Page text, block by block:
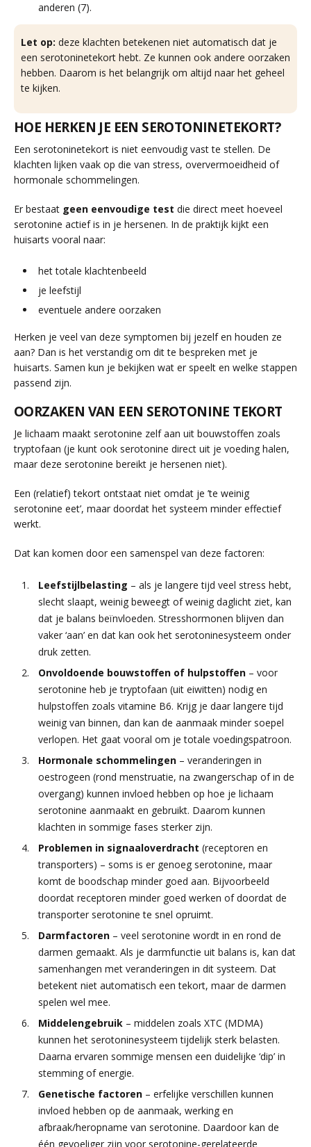
anderen (7).
Let op: deze klachten betekenen niet automatisch dat je
een serotoninetekort hebt. Ze kunnen ook andere oorzaken
hebben. Daarom is het belangrijk om altijd naar het geheel
te kijken.
HOE HERKEN JE EEN SEROTONINETEKORT?
Een serotoninetekort is niet eenvoudig vast te stellen. De
klachten lijken vaak op die van stress, oververmoeidheid of
hormonale schommelingen.
Er bestaat geen eenvoudige test die direct meet hoeveel
serotonine actief is in je hersenen. In de praktijk kijkt een
huisarts vooral naar:
het totale klachtenbeeld
je leefstijl
eventuele andere oorzaken
Herken je veel van deze symptomen bij jezelf en houden ze
aan? Dan is het verstandig om dit te bespreken met je
huisarts. Samen kun je bekijken wat er speelt en welke stappen
passend zijn.
OORZAKEN VAN EEN SEROTONINE TEKORT
Je lichaam maakt serotonine zelf aan uit bouwstoffen zoals
tryptofaan (je kunt ook serotonine direct uit je voeding halen,
maar deze serotonine bereikt je hersenen niet).
Een (relatief) tekort ontstaat niet omdat je ’te weinig
serotonine eet’, maar doordat het systeem minder effectief
werkt.
Dat kan komen door een samenspel van deze factoren:
Leefstijlbelasting – als je langere tijd veel stress hebt,
slecht slaapt, weinig beweegt of weinig daglicht ziet, kan
dat je balans beïnvloeden. Stresshormonen blijven dan
vaker ‘aan’ en dat kan ook het serotoninesysteem onder
druk zetten.
Onvoldoende bouwstoffen of hulpstoffen – voor
serotonine heb je tryptofaan (uit eiwitten) nodig en
hulpstoffen zoals vitamine B6. Krijg je daar langere tijd
weinig van binnen, dan kan de aanmaak minder soepel
verlopen. Het gaat vooral om je totale voedingspatroon.
Hormonale schommelingen – veranderingen in
oestrogeen (rond menstruatie, na zwangerschap of in de
overgang) kunnen invloed hebben op hoe je lichaam
serotonine aanmaakt en gebruikt. Daarom kunnen
klachten in sommige fases sterker zijn.
Problemen in signaaloverdracht (receptoren en
transporters) – soms is er genoeg serotonine, maar
komt de boodschap minder goed aan. Bijvoorbeeld
doordat receptoren minder goed werken of doordat de
transporter serotonine te snel opruimt.
Darmfactoren – veel serotonine wordt in en rond de
darmen gemaakt. Als je darmfunctie uit balans is, kan dat
samenhangen met veranderingen in dit systeem. Dat
betekent niet automatisch een tekort, maar de darmen
spelen wel mee.
Middelengebruik – middelen zoals XTC (MDMA)
kunnen het serotoninesysteem tijdelijk sterk belasten.
Daarna ervaren sommige mensen een duidelijke ‘dip’ in
stemming of energie.
Genetische factoren – erfelijke verschillen kunnen
invloed hebben op de aanmaak, werking en
afbraak/heropname van serotonine. Daardoor kan de
één gevoeliger zijn voor serotonine-gerelateerde